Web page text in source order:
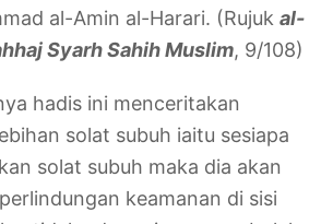
al-Amin al-Harari. (Rujukal-
Syarh Sahih Muslim, 9/108)
hadis ini menceritakan
solat subuh iaitu sesiapa
solat subuh maka dia akan
keamanan di sisi